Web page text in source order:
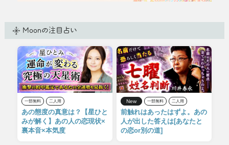
Moonの注目占い
一部無料 二人用
あの態度の真意は？【星ひと
みが解く】あの人の恋現状×
裏本音×本気度
New 一部無料 二人用
前触れはあったはずよ。あの
人が出した答えは[あなたと
の恋or別の道]